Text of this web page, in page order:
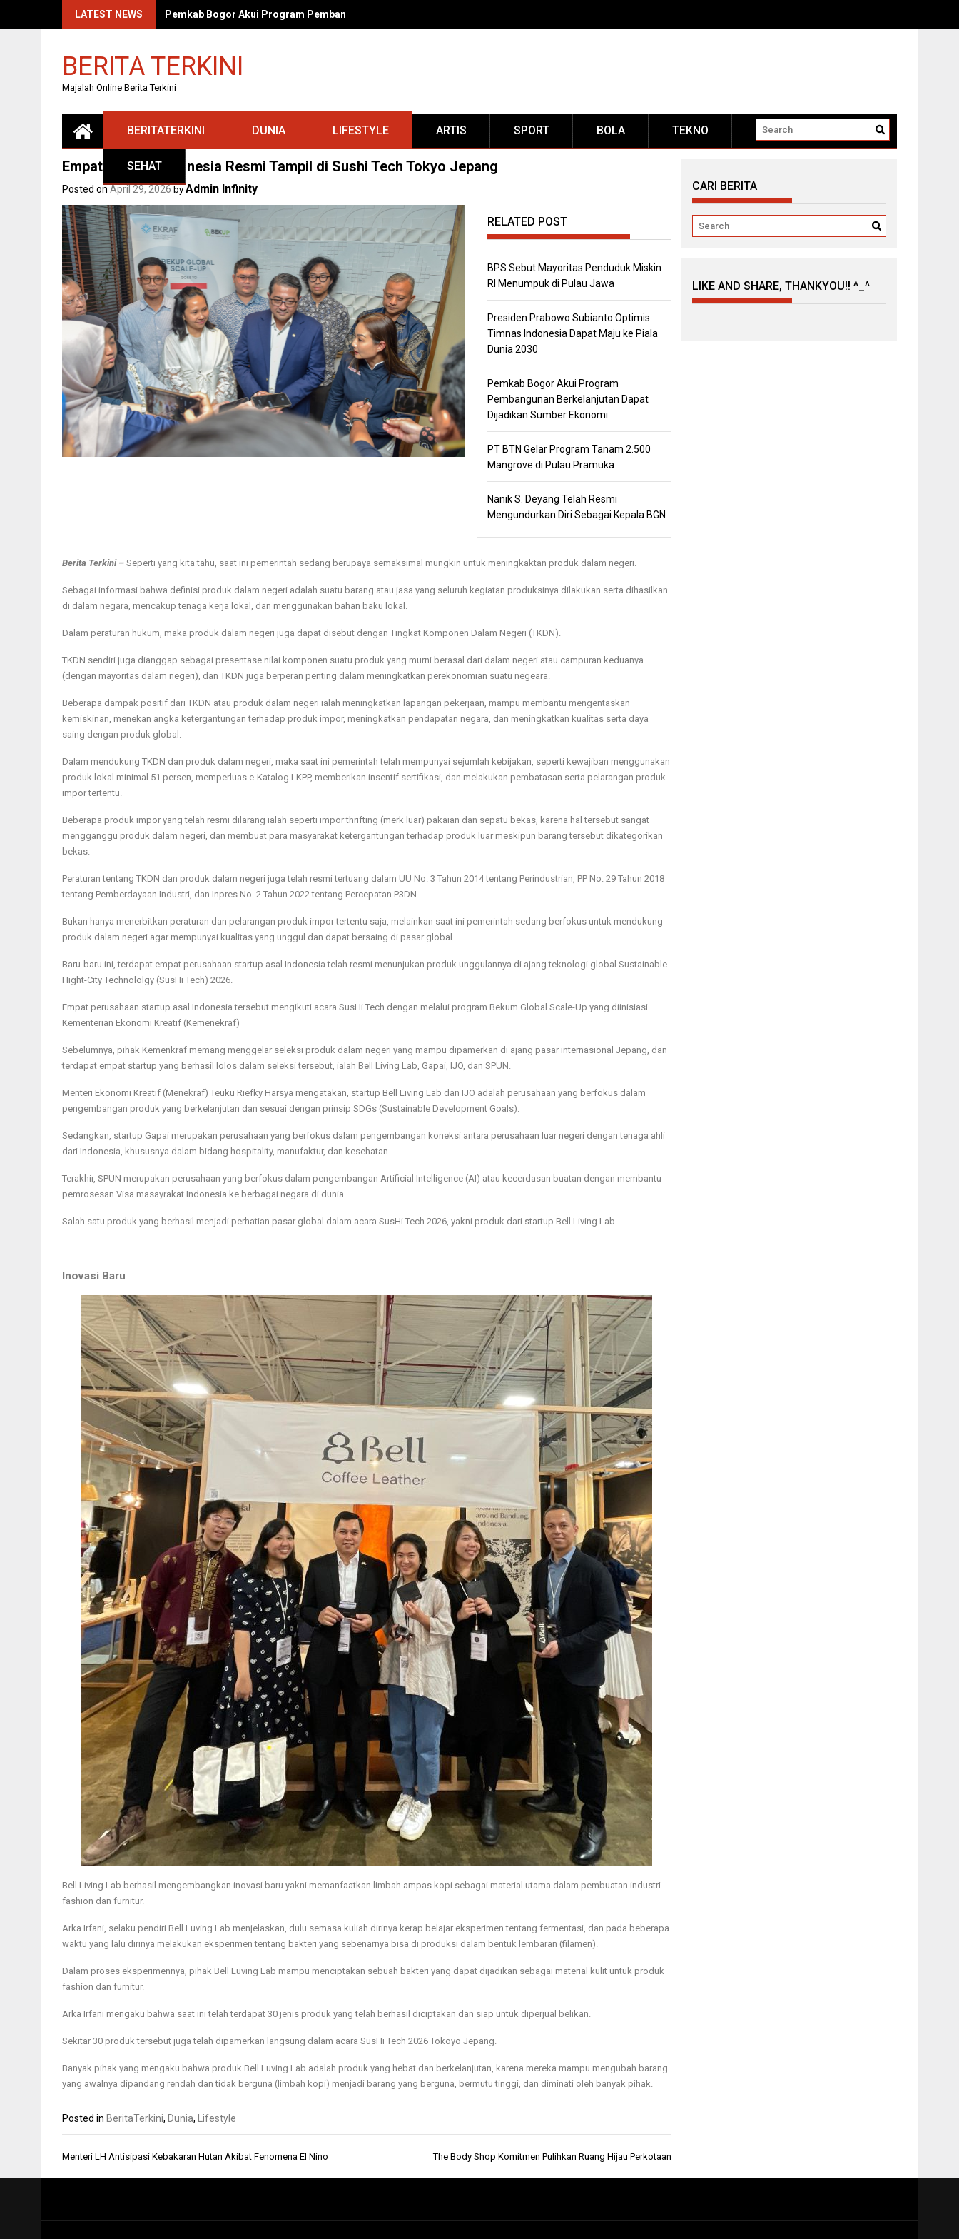
LATEST NEWS Pemkab Bogor Akui Program Pembangunan Berkelanjutan Dapat Dijadikan Sumber Ekonomi
BERITA TERKINI
Majalah Online Berita Terkini
BERITATERKINI DUNIA LIFESTYLE ARTIS SPORT BOLA TEKNO OTOMOTIF
SEHAT
Empat Startup Indonesia Resmi Tampil di Sushi Tech Tokyo Jepang
Posted on April 29, 2026 by Admin Infinity
RELATED POST
BPS Sebut Mayoritas Penduduk Miskin
RI Menumpuk di Pulau Jawa
Presiden Prabowo Subianto Optimis
Timnas Indonesia Dapat Maju ke Piala
Dunia 2030
Pemkab Bogor Akui Program
Pembangunan Berkelanjutan Dapat
Dijadikan Sumber Ekonomi
PT BTN Gelar Program Tanam 2.500
Mangrove di Pulau Pramuka
Nanik S. Deyang Telah Resmi
Mengundurkan Diri Sebagai Kepala BGN
Berita Terkini – Seperti yang kita tahu, saat ini pemerintah sedang berupaya semaksimal mungkin untuk meningkaktan produk dalam negeri.
Sebagai informasi bahwa definisi produk dalam negeri adalah suatu barang atau jasa yang seluruh kegiatan produksinya dilakukan serta dihasilkan
di dalam negara, mencakup tenaga kerja lokal, dan menggunakan bahan baku lokal.
Dalam peraturan hukum, maka produk dalam negeri juga dapat disebut dengan Tingkat Komponen Dalam Negeri (TKDN).
TKDN sendiri juga dianggap sebagai presentase nilai komponen suatu produk yang murni berasal dari dalam negeri atau campuran keduanya
(dengan mayoritas dalam negeri), dan TKDN juga berperan penting dalam meningkatkan perekonomian suatu negeara.
Beberapa dampak positif dari TKDN atau produk dalam negeri ialah meningkatkan lapangan pekerjaan, mampu membantu mengentaskan
kemiskinan, menekan angka ketergantungan terhadap produk impor, meningkatkan pendapatan negara, dan meningkatkan kualitas serta daya
saing dengan produk global.
Dalam mendukung TKDN dan produk dalam negeri, maka saat ini pemerintah telah mempunyai sejumlah kebijakan, seperti kewajiban menggunakan
produk lokal minimal 51 persen, memperluas e-Katalog LKPP, memberikan insentif sertifikasi, dan melakukan pembatasan serta pelarangan produk
impor tertentu.
Beberapa produk impor yang telah resmi dilarang ialah seperti impor thrifting (merk luar) pakaian dan sepatu bekas, karena hal tersebut sangat
mengganggu produk dalam negeri, dan membuat para masyarakat ketergantungan terhadap produk luar meskipun barang tersebut dikategorikan
bekas.
Peraturan tentang TKDN dan produk dalam negeri juga telah resmi tertuang dalam UU No. 3 Tahun 2014 tentang Perindustrian, PP No. 29 Tahun 2018
tentang Pemberdayaan Industri, dan Inpres No. 2 Tahun 2022 tentang Percepatan P3DN.
Bukan hanya menerbitkan peraturan dan pelarangan produk impor tertentu saja, melainkan saat ini pemerintah sedang berfokus untuk mendukung
produk dalam negeri agar mempunyai kualitas yang unggul dan dapat bersaing di pasar global.
Baru-baru ini, terdapat empat perusahaan startup asal Indonesia telah resmi menunjukan produk unggulannya di ajang teknologi global Sustainable
Hight-City Technololgy (SusHi Tech) 2026.
Empat perusahaan startup asal Indonesia tersebut mengikuti acara SusHi Tech dengan melalui program Bekum Global Scale-Up yang diinisiasi
Kementerian Ekonomi Kreatif (Kemenekraf)
Sebelumnya, pihak Kemenkraf memang menggelar seleksi produk dalam negeri yang mampu dipamerkan di ajang pasar internasional Jepang, dan
terdapat empat startup yang berhasil lolos dalam seleksi tersebut, ialah Bell Living Lab, Gapai, IJO, dan SPUN.
Menteri Ekonomi Kreatif (Menekraf) Teuku Riefky Harsya mengatakan, startup Bell Living Lab dan IJO adalah perusahaan yang berfokus dalam
pengembangan produk yang berkelanjutan dan sesuai dengan prinsip SDGs (Sustainable Development Goals).
Sedangkan, startup Gapai merupakan perusahaan yang berfokus dalam pengembangan koneksi antara perusahaan luar negeri dengan tenaga ahli
dari Indonesia, khususnya dalam bidang hospitality, manufaktur, dan kesehatan.
Terakhir, SPUN merupakan perusahaan yang berfokus dalam pengembangan Artificial Intelligence (AI) atau kecerdasan buatan dengan membantu
pemrosesan Visa masayrakat Indonesia ke berbagai negara di dunia.
Salah satu produk yang berhasil menjadi perhatian pasar global dalam acara SusHi Tech 2026, yakni produk dari startup Bell Living Lab.
Inovasi Baru
Bell Living Lab berhasil mengembangkan inovasi baru yakni memanfaatkan limbah ampas kopi sebagai material utama dalam pembuatan industri
fashion dan furnitur.
Arka Irfani, selaku pendiri Bell Luving Lab menjelaskan, dulu semasa kuliah dirinya kerap belajar eksperimen tentang fermentasi, dan pada beberapa
waktu yang lalu dirinya melakukan eksperimen tentang bakteri yang sebenarnya bisa di produksi dalam bentuk lembaran (filamen).
Dalam proses eksperimennya, pihak Bell Luving Lab mampu menciptakan sebuah bakteri yang dapat dijadikan sebagai material kulit untuk produk
fashion dan furnitur.
Arka Irfani mengaku bahwa saat ini telah terdapat 30 jenis produk yang telah berhasil diciptakan dan siap untuk diperjual belikan.
Sekitar 30 produk tersebut juga telah dipamerkan langsung dalam acara SusHi Tech 2026 Tokoyo Jepang.
Banyak pihak yang mengaku bahwa produk Bell Luving Lab adalah produk yang hebat dan berkelanjutan, karena mereka mampu mengubah barang
yang awalnya dipandang rendah dan tidak berguna (limbah kopi) menjadi barang yang berguna, bermutu tinggi, dan diminati oleh banyak pihak.
Posted in BeritaTerkini, Dunia, Lifestyle
Navigasi
Menteri LH Antisipasi Kebakaran Hutan Akibat Fenomena El Nino The Body Shop Komitmen Pulihkan Ruang Hijau Perkotaan
CARI BERITA
LIKE AND SHARE, THANKYOU!! ^_^